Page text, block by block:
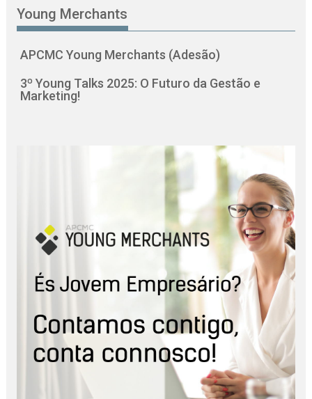
Young Merchants
APCMC Young Merchants (Adesão)
3º Young Talks 2025: O Futuro da Gestão e
Marketing!